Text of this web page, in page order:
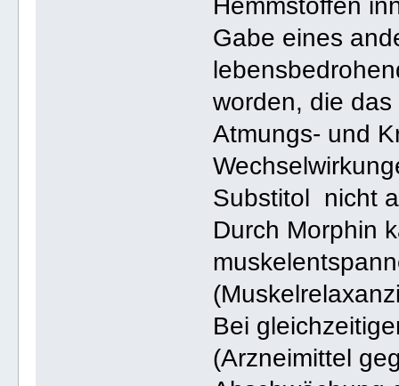
Hemmstoffen
Gabe eines
worden, die
Atmungs- und
Substitol nicht
Durch Morphin
Bei
(Arzneimittel